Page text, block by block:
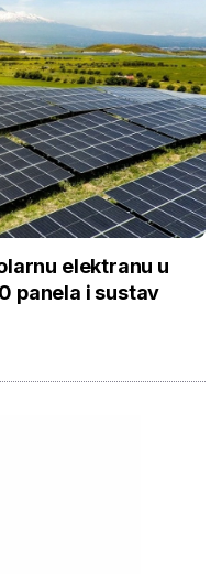
elektranu u
panela i sustav